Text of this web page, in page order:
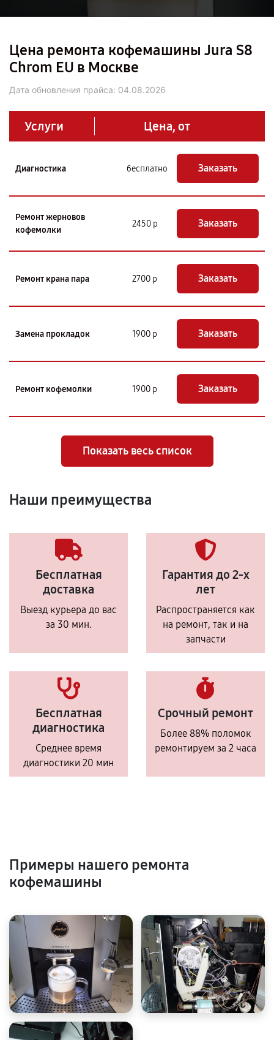
Цена ремонта кофемашины Jura S8
Chrom EU в Москве
Дата обновления прайса: 04.08.2026
Услуги Цена, от
Диагностика бесплатно Заказать
Ремонт жерновов
кофемолки
2450 р Заказать
Ремонт крана пара 2700 р Заказать
Замена прокладок 1900 р Заказать
Ремонт кофемолки 1900 р Заказать
Показать весь список
Наши преимущества
Бесплатная
доставка
Выезд курьера до вас
за 30 мин.
Гарантия до 2-х
лет
Распространяется как
на ремонт, так и на
запчасти
Бесплатная
диагностика
Среднее время
диагностики 20 мин
Срочный ремонт
Более 88% поломок
ремонтируем за 2 часа
Примеры нашего ремонта
кофемашины